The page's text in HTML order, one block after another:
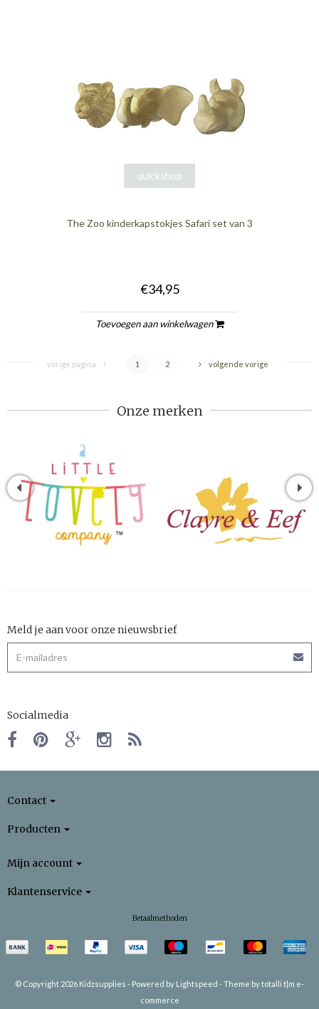
quickshop
The Zoo kinderkapstokjes Safari set van 3
€34,95
Toevoegen aan winkelwagen
vorige pagina 1 2 volgende vorige
Onze merken
Meld je aan voor onze nieuwsbrief
Socialmedia
Contact
Producten
Mijn account
Klantenservice
Betaalmethoden
© Copyright 2026 Kidzsupplies - Powered by Lightspeed -Theme by totalli t|m e-
commerce